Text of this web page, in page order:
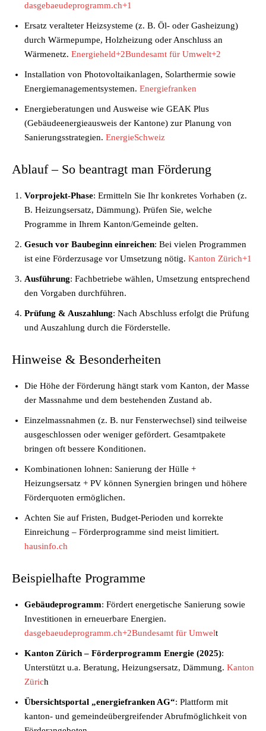
dasgebaeudeprogramm.ch+1
Ersatz veralteter Heizsysteme (z. B. Öl- oder Gasheizung)
durch Wärmepumpe, Holzheizung oder Anschluss an
Wärmenetz. Energieheld+2Bundesamt für Umwelt+2
Installation von Photovoltaikanlagen, Solarthermie sowie
Energiemanagementsystemen. Energiefranken
Energieberatungen und Ausweise wie GEAK Plus
(Gebäudeenergieausweis der Kantone) zur Planung von
Sanierungsstrategien. EnergieSchweiz
Ablauf – So beantragt man Förderung
Vorprojekt-Phase: Ermitteln Sie Ihr konkretes Vorhaben (z.
B. Heizungsersatz, Dämmung). Prüfen Sie, welche
Programme in Ihrem Kanton/Gemeinde gelten.
Gesuch vor Baubeginn einreichen: Bei vielen Programmen
ist eine Förderzusage vor Umsetzung nötig. Kanton Zürich+1
Ausführung: Fachbetriebe wählen, Umsetzung entsprechend
den Vorgaben durchführen.
Prüfung & Auszahlung: Nach Abschluss erfolgt die Prüfung
und Auszahlung durch die Förderstelle.
Hinweise & Besonderheiten
Die Höhe der Förderung hängt stark vom Kanton, der Masse
der Massnahme und dem bestehenden Zustand ab.
Einzelmassnahmen (z. B. nur Fensterwechsel) sind teilweise
ausgeschlossen oder weniger gefördert. Gesamtpakete
bringen oft bessere Konditionen.
Kombinationen lohnen: Sanierung der Hülle +
Heizungsersatz + PV können Synergien bringen und höhere
Förderquoten ermöglichen.
Achten Sie auf Fristen, Budget-Perioden und korrekte
Einreichung – Förderprogramme sind meist limitiert.
hausinfo.ch
Beispielhafte Programme
Gebäudeprogramm: Fördert energetische Sanierung sowie
Investitionen in erneuerbare Energien.
dasgebaeudeprogramm.ch+2Bundesamt für Umwelt
Kanton Zürich – Förderprogramm Energie (2025):
Unterstützt u.a. Beratung, Heizungsersatz, Dämmung. Kanton
Zürich
Übersichtsportal „energiefranken AG“: Plattform mit
kanton- und gemeindeübergreifender Abrufmöglichkeit von